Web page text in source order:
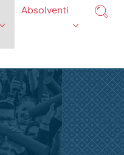
Absolventi